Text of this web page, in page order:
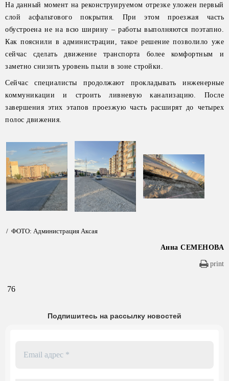
На данный момент на реконструируемом отрезке уложен первый
слой асфальтового покрытия. При этом проезжая часть
обустроена не на всю ширину – работы выполняются поэтапно.
Как пояснили в администрации, такое решение позволило уже
сейчас сделать движение транспорта более комфортным и
заметно снизить уровень пыли в зоне стройки.
Сейчас специалисты продолжают прокладывать инженерные
коммуникации и строить ливневую канализацию. После
завершения этих этапов проезжую часть расширят до четырех
полос движения.
/ ФОТО: Администрация Аксая
Анна СЕМЕНОВА
print
76
Подпишитесь на рассылку новостей